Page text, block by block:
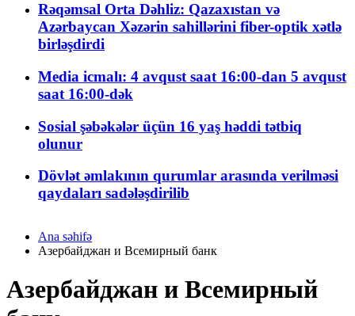
Rəqəmsal Orta Dəhliz: Qazaxıstan və
Azərbaycan Xəzərin sahillərini fiber-optik xətlə
birləşdirdi
Media icmalı: 4 avqust saat 16:00-dan 5 avqust
saat 16:00-dək
Sosial şəbəkələr üçün 16 yaş həddi tətbiq
olunur
Dövlət əmlakının qurumlar arasında verilməsi
qaydaları sadələşdirilib
Ana səhifə
Азербайджан и Всемирный банк
Азербайджан и Всемирный